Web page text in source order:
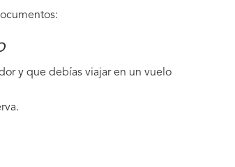
y que debías viajar en un vuelo